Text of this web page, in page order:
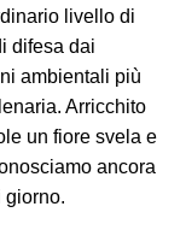
livello di
difesa dai
ambientali più
Arricchito
un fiore svela e
ancora
giorno.